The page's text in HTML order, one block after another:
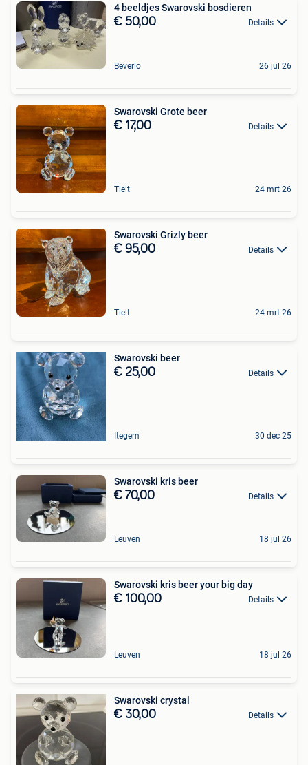
4 beeldjes Swarovski bosdieren
€ 50,00 Details
Beverlo 26 jul 26
Swarovski Grote beer
€ 17,00 Details
Tielt 24 mrt 26
Swarovski Grizly beer
€ 95,00 Details
Tielt 24 mrt 26
Swarovski beer
€ 25,00 Details
Itegem 30 dec 25
Swarovski kris beer
€ 70,00 Details
Leuven 18 jul 26
Swarovski kris beer your big day
€ 100,00 Details
Leuven 18 jul 26
Swarovski crystal
€ 30,00 Details